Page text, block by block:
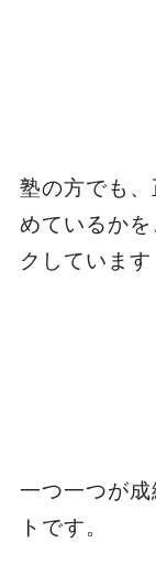
塾の方でも
めているか
クしています
一つ一つが
トです。